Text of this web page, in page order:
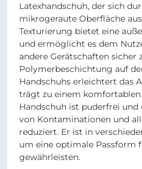
Latexhandschuh, der sich
mikrogeraute Oberfläche
Texturierung bietet eine
und ermöglicht es dem
andere Gerätschaften sicher
Polymerbeschichtung auf
Handschuhs erleichtert das
trägt zu einem komfortablen
Handschuh ist puderfrei und
von Kontaminationen und
reduziert. Er ist in
um eine optimale Passform
gewährleisten.